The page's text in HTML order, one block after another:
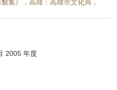
集》，高雄：高雄市文化局，
2005 年度